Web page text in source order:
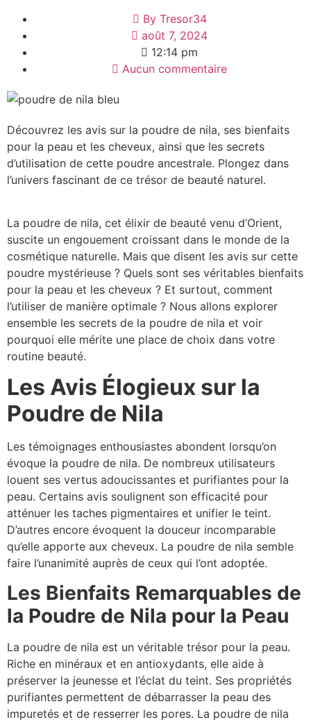
ByTresor34
août 7, 2024
12:14 pm
Aucun commentaire
Découvrez les avis sur la poudre de nila, ses bienfaits
pour la peau et les cheveux, ainsi que les secrets
d’utilisation de cette poudre ancestrale. Plongez dans
l’univers fascinant de ce trésor de beauté naturel.
La poudre de nila, cet élixir de beauté venu d’Orient,
suscite un engouement croissant dans le monde de la
cosmétique naturelle. Mais que disent les avis sur cette
poudre mystérieuse ? Quels sont ses véritables bienfaits
pour la peau et les cheveux ? Et surtout, comment
l’utiliser de manière optimale ? Nous allons explorer
ensemble les secrets de la poudre de nila et voir
pourquoi elle mérite une place de choix dans votre
routine beauté.
Les Avis Élogieux sur la
Poudre de Nila
Les témoignages enthousiastes abondent lorsqu’on
évoque la poudre de nila. De nombreux utilisateurs
louent ses vertus adoucissantes et purifiantes pour la
peau. Certains avis soulignent son efficacité pour
atténuer les taches pigmentaires et unifier le teint.
D’autres encore évoquent la douceur incomparable
qu’elle apporte aux cheveux. La poudre de nila semble
faire l’unanimité auprès de ceux qui l’ont adoptée.
Les Bienfaits Remarquables de
la Poudre de Nila pour la Peau
La poudre de nila est un véritable trésor pour la peau.
Riche en minéraux et en antioxydants, elle aide à
préserver la jeunesse et l’éclat du teint. Ses propriétés
purifiantes permettent de débarrasser la peau des
impuretés et de resserrer les pores. La poudre de nila